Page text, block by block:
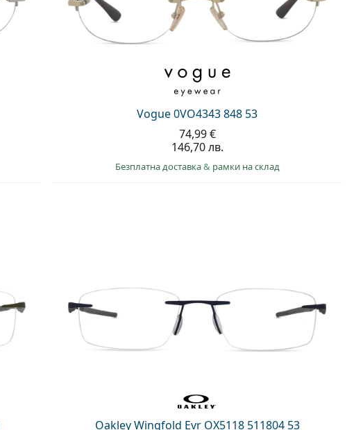
Vogue 0VO4343 848 53
74,99 €
146,70 лв.
Безплатна доставка& рамки на склад
Oakley Wingfold Evr OX5118 511804 53